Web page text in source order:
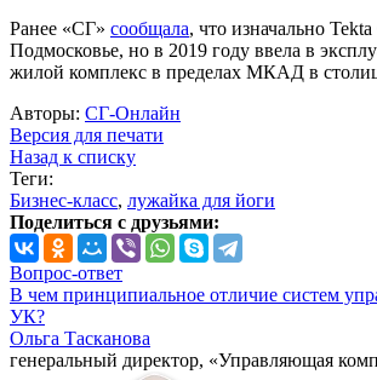
Ранее «СГ» сообщала, что изначально
Подмосковье, но в 2019 году ввела в
жилой комплекс в пределах МКАД в
Авторы: СГ-Онлайн
Версия для печати
Назад к списку
Теги:
Бизнес-класс, лужайка для йоги
Поделиться с друзьями:
Вопрос-ответ
В чем принципиальное отличие систем
УК?
Ольга Тасканова
генеральный директор, «Управляющая